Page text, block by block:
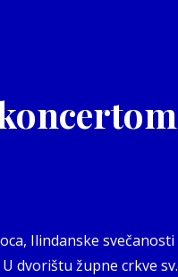
Ilindanske svečanosti
dvorištu župne crkve sv.